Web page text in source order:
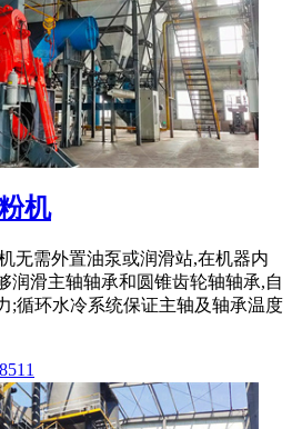
机
无需外置油泵或润滑站,在机器内
润滑主轴轴承和圆锥齿轮轴轴承,自
;循环水冷系统保证主轴及轴承温度